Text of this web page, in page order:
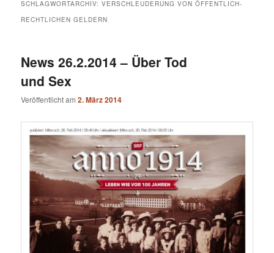
SCHLAGWORTARCHIV:VERSCHLEUDERUNG VON ÖFFENTLICH-
RECHTLICHEN GELDERN
News 26.2.2014 – Über Tod
und Sex
Veröffentlicht am2. März 2014